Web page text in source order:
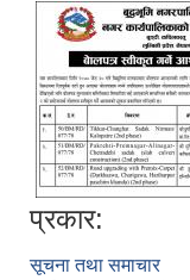
प्रकार:
सूचना तथा समाचार